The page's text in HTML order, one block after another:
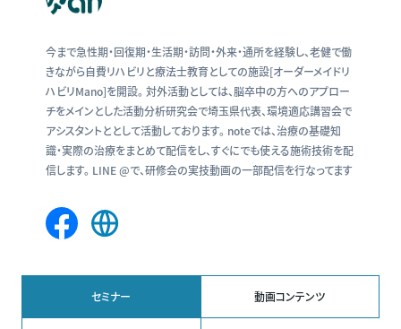
今まで急性期・回復期・生活期・訪問・外来・通所を経験し、老健で働
きながら自費リハビリと療法士教育としての施設[オーダーメイドリ
ハビリMano]を開設。 対外活動としては、脳卒中の方へのアプロー
チをメインとした活動分析研究会で埼玉県代表、環境適応講習会で
アシスタントととして活動しております。 noteでは、治療の基礎知
識・実際の治療をまとめて配信をし、すぐにでも使える施術技術を配
信します。 LINE @で、研修会の実技動画の一部配信を行なってます
Facebook
Web
セミナー 動画コンテンツ